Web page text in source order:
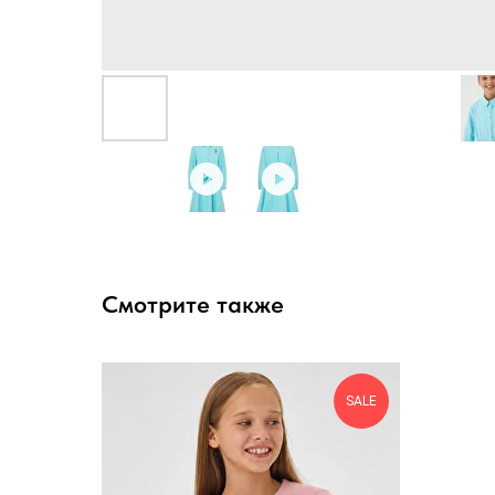
Смотрите также
SALE